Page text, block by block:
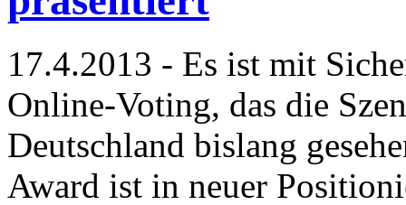
17.4.2013 - Es ist mit
Online-Voting, das die
Deutschland bislang
Award ist in neuer